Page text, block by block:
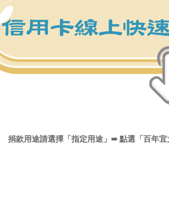
捐款用途請選擇「指定用途」➠ 點選「百年宜